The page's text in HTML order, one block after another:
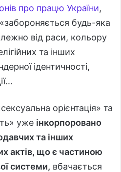
про працю України,
будь-яка
від раси, кольору
та інших
ідентичності,
орієнтація» та
уже інкорпоровано
та інших
актів, що є частиною
системи, вбачається